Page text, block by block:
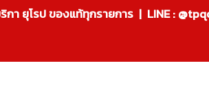
า ยุโรป ของแท้ทุกรายการ | LINE :